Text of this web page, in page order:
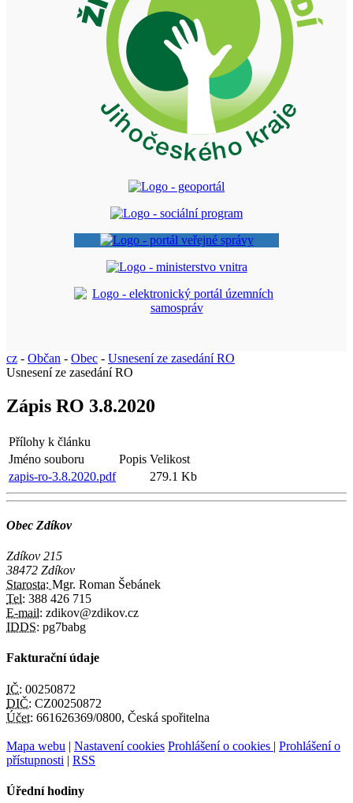
cz - Občan - Obec - Usnesení ze zasedání RO
Usnesení ze zasedání RO
Zápis RO 3.8.2020
Přílohy k článku
Jméno souboru
Popis Velikost
zapis-ro-3.8.2020.pdf
279.1 Kb
Obec Zdíkov
Zdíkov 215
38472 Zdíkov
Starosta: Mgr. Roman Šebánek
Tel: 388 426 715
E-mail: zdikov@zdikov.cz
IDDS: pg7babg
Fakturační údaje
IČ: 00250872
DIČ: CZ00250872
Účet: 661626369/0800, Česká spořitelna
Mapa webu | Nastavení cookies Prohlášení o cookies | Prohlášení o
přístupnosti | RSS
Úřední hodiny